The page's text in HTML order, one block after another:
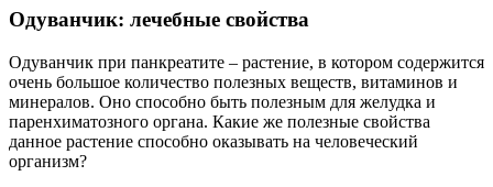
Одуванчик: лечебные свойства
Одуванчик при панкреатите – растение, в котором содержится
очень большое количество полезных веществ, витаминов и
минералов. Оно способно быть полезным для желудка и
паренхиматозного органа. Какие же полезные свойства
данное растение способно оказывать на человеческий
организм?